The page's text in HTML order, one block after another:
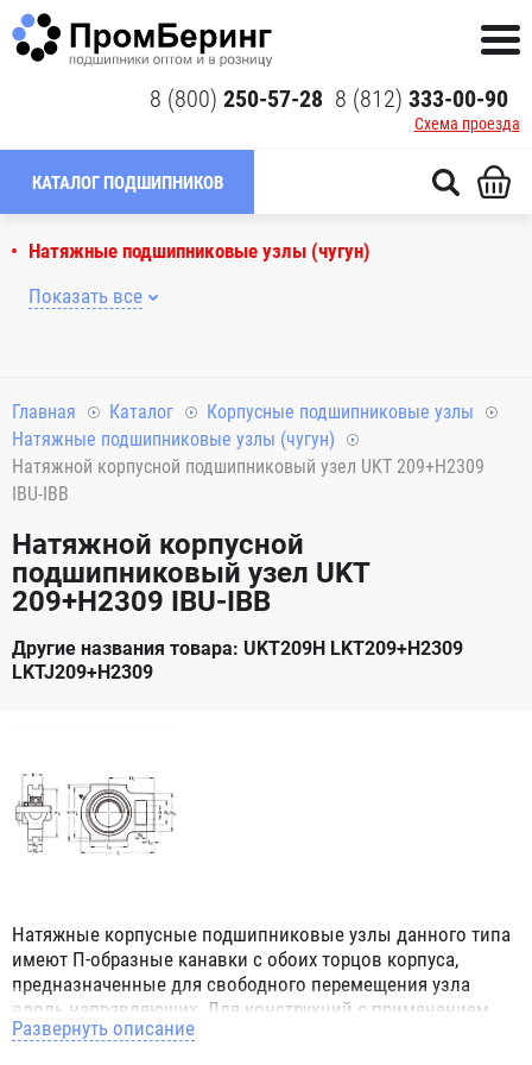
8 (800) 250-57-28 8 (812) 333-00-90
Схема проезда
КАТАЛОГ ПОДШИПНИКОВ
Натяжные подшипниковые узлы (чугун)
Показать все
Главная Каталог
Корпусные подшипниковые узлы
Натяжные подшипниковые узлы (чугун)
Натяжной корпусной подшипниковый узел UKT 209+H2309
IBU-IBB
Натяжной корпусной
подшипниковый узел UKT
209+H2309 IBU-IBB
Другие названия товара: UKT209H LKT209+H2309
LKTJ209+H2309
Натяжные корпусные подшипниковые узлы данного типа
имеют П-образные канавки с обоих торцов корпуса,
предназначенные для свободного перемещения узла
вдоль направляющих. Для конструкций с применением
данного узла нет ограничений, даже если вал вращается
Развернуть описание